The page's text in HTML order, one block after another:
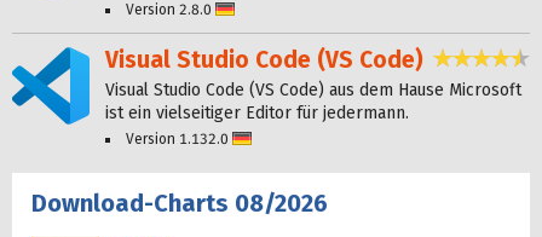
Version 2.8.0
Visual Studio Code (VS Code)
Visual Studio Code (VS Code) aus dem Hause Microsoft
ist ein vielseitiger Editor für jedermann.
Version 1.132.0
Download-Charts 08/2026